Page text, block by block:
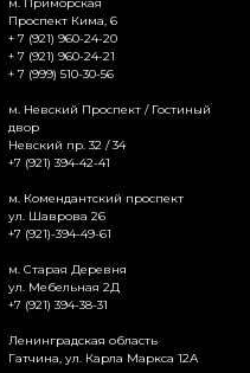
м. Приморская
Проспект Кима, 6
+ 7 (921) 960-24-20
+ 7 (921) 960-24-21
+ 7 (999) 510-30-56
м. Невский Проспект / Гостиный
двор
Невский пр. 32 / 34
+7 (921) 394-42-41
м. Комендантский проспект
ул. Шаврова 26
+7 (921)-394-49-61
м. Старая Деревня
ул. Мебельная 2Д
+7 (921) 394-38-31
Ленинградская область
Гатчина, ул. Карла Маркса 12А